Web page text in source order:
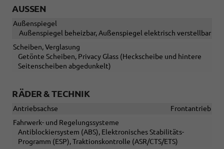
AUSSEN
Außenspiegel
Außenspiegel beheizbar, Außenspiegel elektrisch verstellbar
Scheiben, Verglasung
Getönte Scheiben, Privacy Glass (Heckscheibe und hintere
Seitenscheiben abgedunkelt)
RÄDER & TECHNIK
Antriebsachse
Frontantrieb
Fahrwerk- und Regelungssysteme
Antiblockiersystem (ABS), Elektronisches Stabilitäts-
Programm (ESP), Traktionskontrolle (ASR/CTS/ETS)